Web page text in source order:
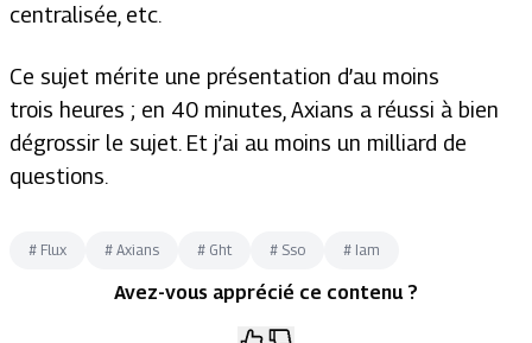
centralisée, etc.
Ce sujet mérite une présentation d’au moins
trois heures ; en 40 minutes, Axians a réussi à bien
dégrossir le sujet. Et j’ai au moins un milliard de
questions.
# Flux # Axians # Ght # Sso # Iam
Avez-vous apprécié ce contenu ?